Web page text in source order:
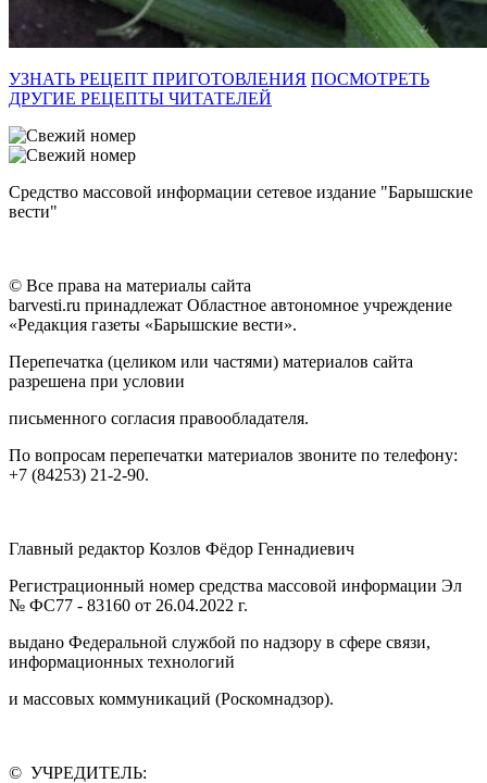
УЗНАТЬ РЕЦЕПТ ПРИГОТОВЛЕНИЯ ПОСМОТРЕТЬ
ДРУГИЕ РЕЦЕПТЫ ЧИТАТЕЛЕЙ
Средство массовой информации сетевое издание "Барышские
вести"
© Все права на материалы сайта
barvesti.ru принадлежат Областное автономное учреждение
«Редакция газеты «Барышские вести».
Перепечатка (целиком или частями) материалов сайта
разрешена при условии
письменного согласия правообладателя.
По вопросам перепечатки материалов звоните по телефону:
+7 (84253) 21-2-90.
Главный редактор Козлов Фёдор Геннадиевич
Регистрационный номер средства массовой информации Эл
№ ФС77 - 83160 от 26.04.2022 г.
выдано Федеральной службой по надзору в сфере связи,
информационных технологий
и массовых коммуникаций (Роскомнадзор).
© УЧРЕДИТЕЛЬ: